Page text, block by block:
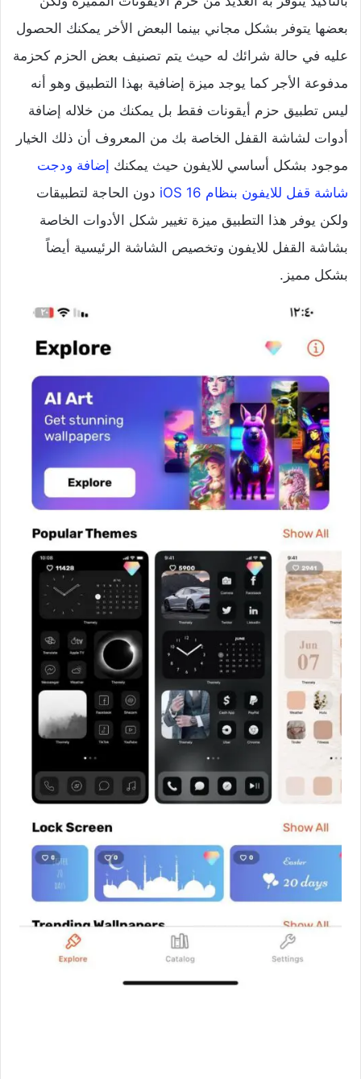
بعضها يتوفر بشكل مجاني بينما البعض الأخر يمكنك الحصول
عليه في حالة شرائك له حيث يتم تصنيف بعض الحزم كحزمة
مدفوعة الأجر كما يوجد ميزة إضافية بهذا التطبيق وهو أنه
ليس تطبيق حزم أيقونات فقط بل يمكنك من خلاله إضافة
أدوات لشاشة القفل الخاصة بك من المعروف أن ذلك الخيار
موجود بشكل أساسي للايفون حيث يمكنك إضافة ودجت
شاشة قفل للايفون بنظام iOS 16
دون الحاجة لتطبيقات
ولكن يوفر هذا التطبيق ميزة تغيير شكل الأدوات الخاصة
بشاشة القفل للايفون وتخصيص الشاشة الرئيسية أيضاً
بشكل مميز.